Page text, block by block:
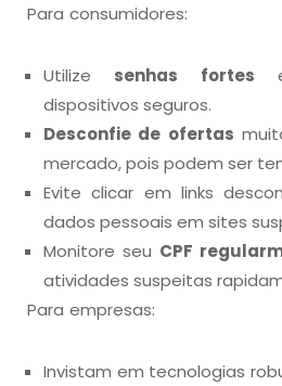
Para consumidores:
Utilize senhas fortes
dispositivos seguros.
Desconfie de ofertas
mercado, pois podem ser
Evite clicar em links
dados pessoais em sites
Monitore seu CPF
atividades suspeitas
Para empresas:
Invistam em tecnologias